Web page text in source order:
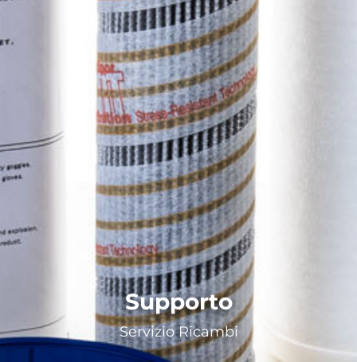
Supporto
Servizio Ricambi